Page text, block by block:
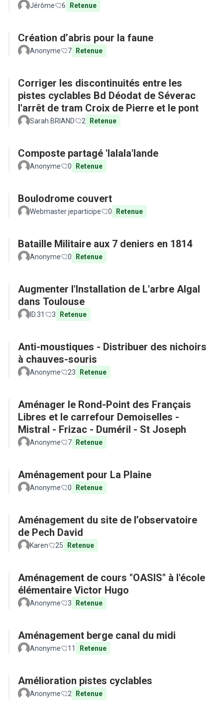
Jérôme 6 Retenue
Création d’abris pour la faune
Anonyme 7 Retenue
Corriger les discontinuités entre les
pistes cyclables Bd Déodat de Séverac
l'arrêt de tram Croix de Pierre et le pont
Sarah BRIAND 2 Retenue
Composte partagé 'lalala'lande
Anonyme 0 Retenue
Boulodrome couvert
Webmaster jeparticipe 0 Retenue
Bataille Militaire aux 7 deniers en 1814
Anonyme 0 Retenue
Augmenter l'Installation de L'arbre Algal
dans Toulouse
ID.31 3 Retenue
Anti-moustiques - Distribuer des nichoirs
à chauves-souris
Anonyme 23 Retenue
Aménager le Rond-Point des Français
Libres et le carrefour Demoiselles -
Mistral - Frizac - Duméril - St Joseph
Anonyme 7 Retenue
Aménagement pour La Plaine
Anonyme 0 Retenue
Aménagement du site de l’observatoire
de Pech David
Karen 25 Retenue
Aménagement de cours "OASIS" à l'école
élémentaire Victor Hugo
Anonyme 3 Retenue
Aménagement berge canal du midi
Anonyme 11 Retenue
Amélioration pistes cyclables
Anonyme 2 Retenue